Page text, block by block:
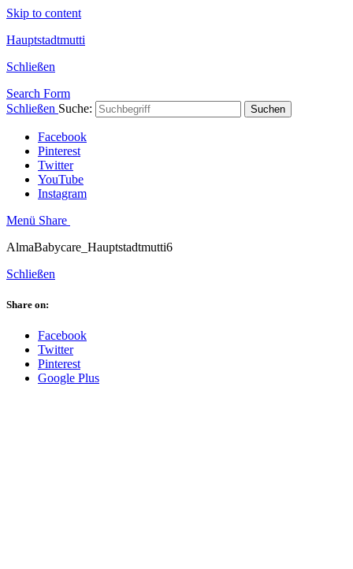
Skip to content
Hauptstadtmutti
Schließen
Search Form
Schließen Suche: Suchen
Facebook
Pinterest
Twitter
YouTube
Instagram
Menü Share
AlmaBabycare_Hauptstadtmutti6
Schließen
Share on:
Facebook
Twitter
Pinterest
Google Plus